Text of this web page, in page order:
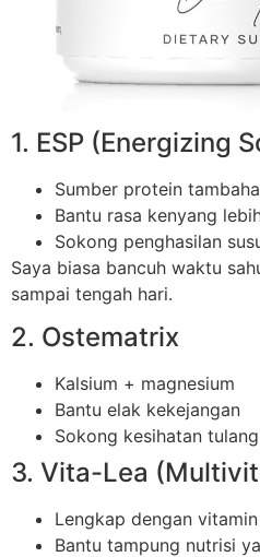
1. ESP (Energizing
Sumber protein
Bantu rasa kenyang
Sokong penghasilan
Saya biasa bancuh waktu
sampai tengah hari.
2. Ostematrix
Kalsium + magnesium
Bantu elak kekejangan
Sokong kesihatan tulang
3. Vita-Lea
Lengkap dengan
Bantu tampung nutrisi